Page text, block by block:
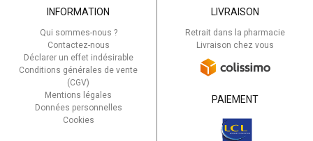
INFORMATION
Qui sommes-nous ?
Contactez-nous
Déclarer un effet indésirable
Conditions générales de vente
(CGV)
Mentions légales
Données personnelles
Cookies
LIVRAISON
Retrait dans la pharmacie
Livraison chez vous
PAIEMENT